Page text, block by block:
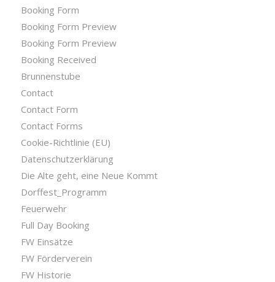
Booking Form
Booking Form Preview
Booking Form Preview
Booking Received
Brunnenstube
Contact
Contact Form
Contact Forms
Cookie-Richtlinie (EU)
Datenschutzerklärung
Die Alte geht, eine Neue Kommt
Dorffest_Programm
Feuerwehr
Full Day Booking
FW Einsätze
FW Förderverein
FW Historie